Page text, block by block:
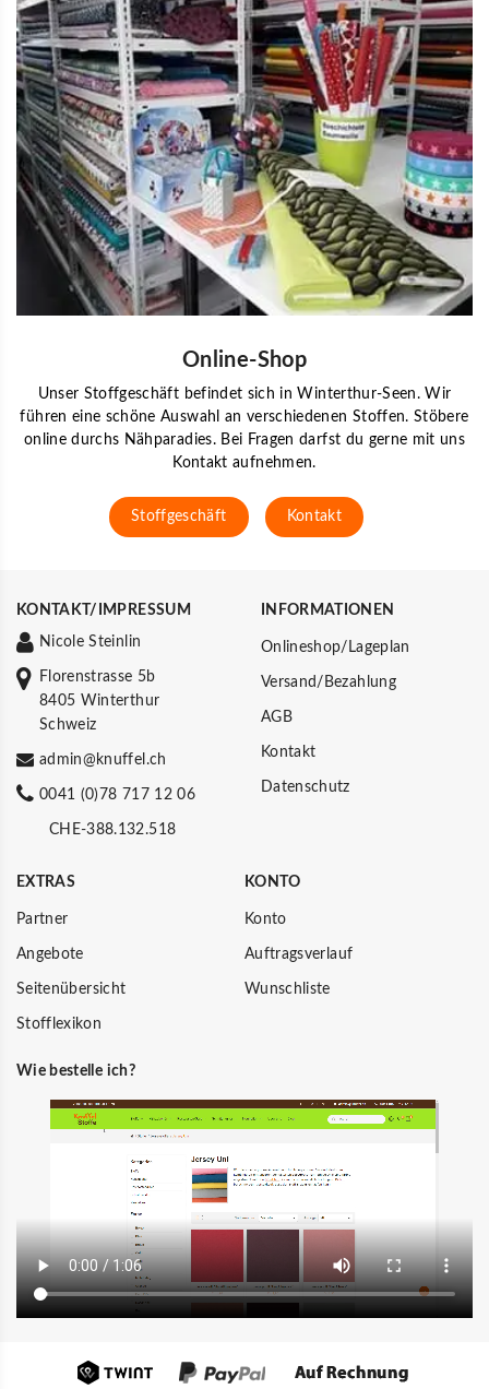
Online-Shop
Unser Stoffgeschäft befindet sich in Winterthur-Seen. Wir
führen eine schöne Auswahl an verschiedenen Stoffen. Stöbere
online durchs Nähparadies. Bei Fragen darfst du gerne mit uns
Kontakt aufnehmen.
Stoffgeschäft Kontakt
KONTAKT/IMPRESSUM
Nicole Steinlin
Florenstrasse 5b
8405 Winterthur
Schweiz
admin@knuffel.ch
0041 (0)78 717 12 06
CHE-388.132.518
INFORMATIONEN
Onlineshop/Lageplan
Versand/Bezahlung
AGB
Kontakt
Datenschutz
EXTRAS
Partner
Angebote
Seitenübersicht
Stofflexikon
KONTO
Konto
Auftragsverlauf
Wunschliste
Wie bestelle ich?